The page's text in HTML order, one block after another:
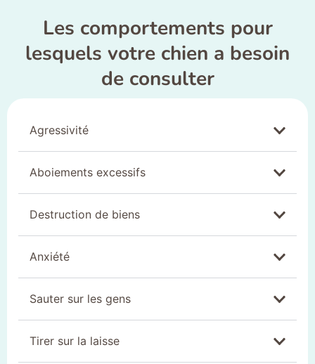
Les comportements pour
lesquels votre chien a besoin
de consulter
Agressivité
Aboiements excessifs
Destruction de biens
Anxiété
Sauter sur les gens
Tirer sur la laisse